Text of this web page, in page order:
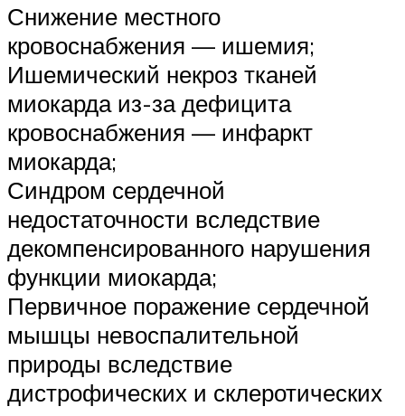
Снижение местного
кровоснабжения — ишемия;
Ишемический некроз тканей
миокарда из-за дефицита
кровоснабжения — инфаркт
миокарда;
Синдром сердечной
недостаточности вследствие
декомпенсированного нарушения
функции миокарда;
Первичное поражение сердечной
мышцы невоспалительной
природы вследствие
дистрофических и склеротических